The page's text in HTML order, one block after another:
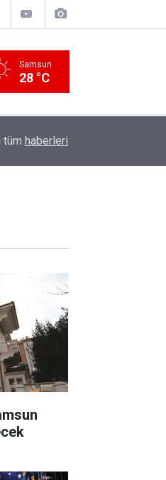
Samsun
28 °C
eser operasyonu: 1 gözaltı
tüm haberleri